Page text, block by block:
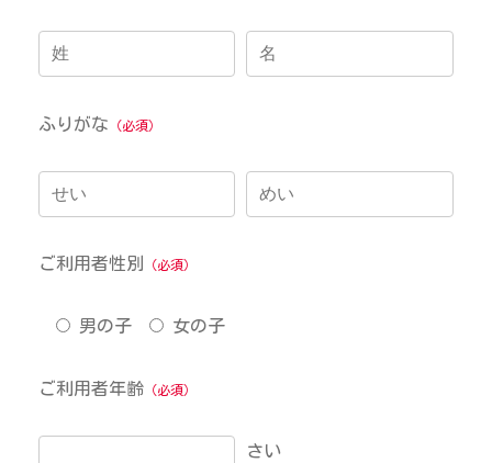
ふりがな （必須）
ご利用者性別 （必須）
男の子 女の子
ご利用者年齢 （必須）
さい